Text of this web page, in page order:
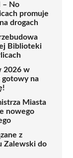
– No
promuje
drogach
Biblioteki
2026 w
gotowy na
Miasta
nowego
z
Zalewski do